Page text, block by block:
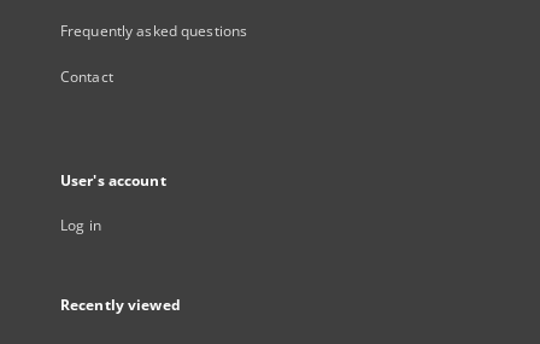
Frequently asked questions
Contact
User's account
Log in
Recently viewed